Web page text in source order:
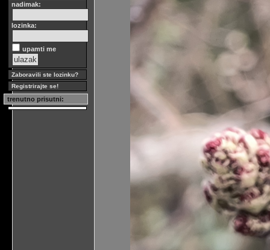
nadimak:
lozinka:
upamti me
Zaboravili ste lozinku?
Registrirajte se!
trenutno prisutni: